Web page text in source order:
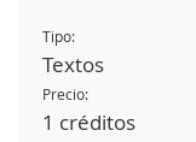
Tipo:
Textos
Precio:
1 créditos